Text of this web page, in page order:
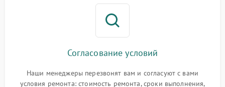
Согласование условий
Наши менеджеры перезвонят вам и согласуют с вами
условия ремонта: стоимость ремонта, сроки выполнения,